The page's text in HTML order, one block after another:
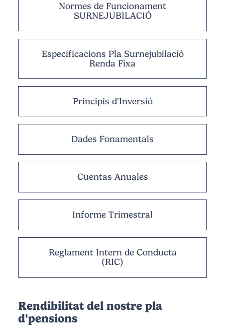
Normes de Funcionament
SURNEJUBILACIÓ
Especificacions Pla Surnejubilació
Renda Fixa
Principis d'Inversió
Dades Fonamentals
Cuentas Anuales
Informe Trimestral
Reglament Intern de Conducta
(RIC)
Rendibilitat del nostre pla
d'pensions